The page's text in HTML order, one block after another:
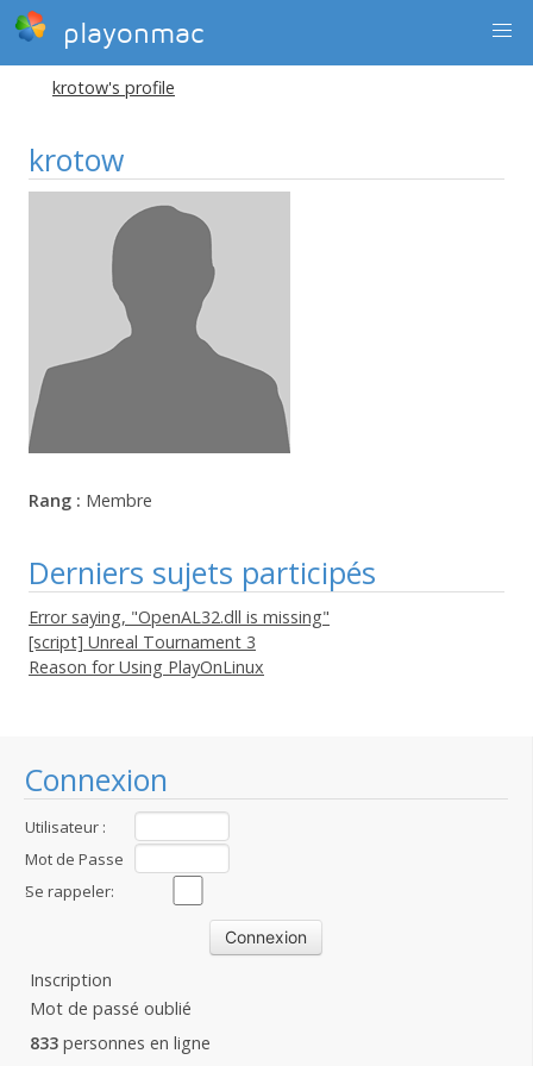
playonmac
Connexion
Utilisateur :
Mot de Passe
:Se rappeler:
Inscription
Mot de passé oublié
833 personnes en ligne
krotow's profile
krotow
Rang : Membre
Derniers sujets participés
Error saying, "OpenAL32.dll is missing"
[script] Unreal Tournament 3
Reason for Using PlayOnLinux